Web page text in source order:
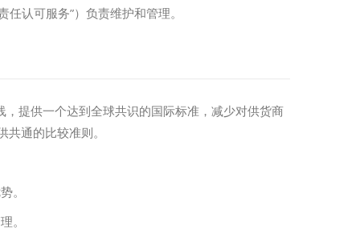
认可服务”）负责维护和管理。
提供一个达到全球共识的国际标准，减少对供货商
通的比较准则。
。
。